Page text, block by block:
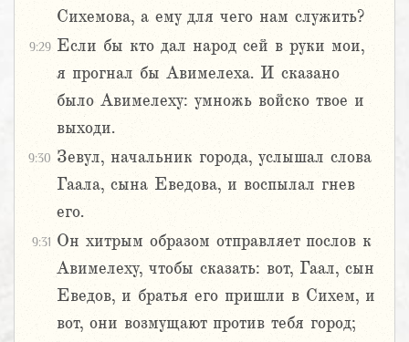
Сихемова, а ему для чего нам служить?
9:29 Если бы кто дал народ сей в руки мои,
я прогнал бы Авимелеха. И сказано
было Авимелеху: умножь войско твое и
выходи.
9:30 Зевул, начальник города, услышал слова
Гаала, сына Еведова, и воспылал гнев
его.
9:31 Он хитрым образом отправляет послов к
Авимелеху, чтобы сказать: вот, Гаал, сын
Еведов, и братья его пришли в Сихем, и
вот, они возмущают против тебя город;